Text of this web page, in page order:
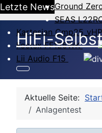
Letzte NewsGround
SEAS
Kartesian
Fostex FF125WK
Lii Audio F15
HiFi-
Aktuelle Seite:
Anlagentest